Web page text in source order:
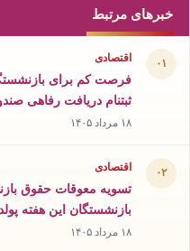
خبرهای مرتبط
۰۱ اقتصادی
فرصت کم برای
ثبتنام دریافت رفاهی
۱۸ مرداد ۱۴۰۵
۰۲ اقتصادی
تسویه معوقات حقوق
بازنشستگان این هفته
۱۸ مرداد ۱۴۰۵